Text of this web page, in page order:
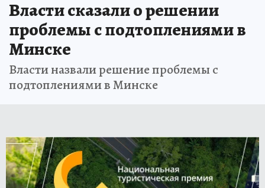
Власти сказали о решении
проблемы с подтоплениями в
Минске
Власти назвали решение проблемы с
подтоплениями в Минске